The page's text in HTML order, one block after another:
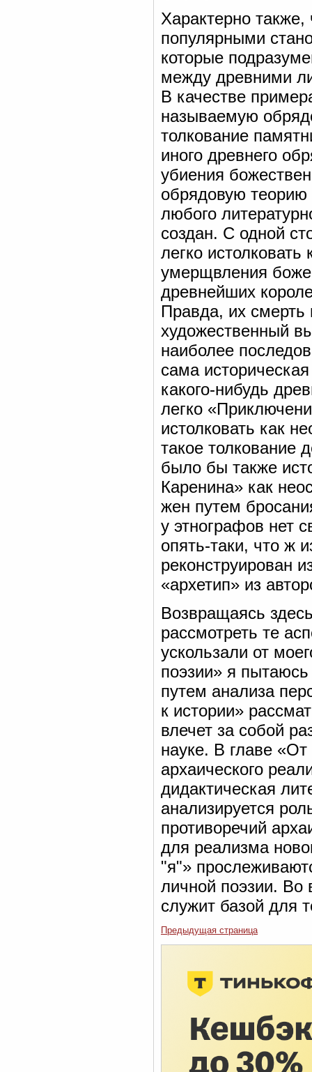
Характерно также,
популярными
которые
между древними
В качестве
называемую
толкование
иного древнего
убиения
обрядовую теорию
любого
создан. С одной
легко
умерщвления
древнейших
Правда, их
художественный
наиболее
сама
какого-нибудь
легко
истолковать как
такое толкование
было бы также
Каренина» как
жен путем
у этнографов нет
опять-таки, что ж
реконструирован
«архетип» из
Возвращаясь
рассмотреть те
ускользали от
поэзии» я
путем анализа
к истории»
влечет за собой
науке. В главе
архаического
дидактическая
анализируется
противоречий
для реализма
"я"»
личной поэзии. Во
служит базой для
Предыдущая страница